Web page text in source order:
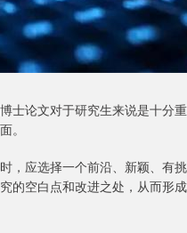
士论文对于研究生来说是十分
。
，应选择一个前沿、新颖、有
的空白点和改进之处，从而形
深证成指